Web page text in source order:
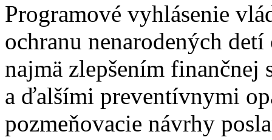
Programové vyhlásenie
ochranu nenarodených
najmä zlepšením finančnej
a ďalšími preventívnymi
pozmeňovacie návrhy